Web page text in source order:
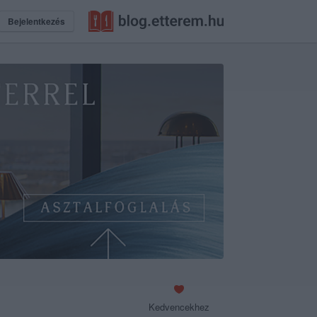
Bejelentkezés
Kedvencekhez